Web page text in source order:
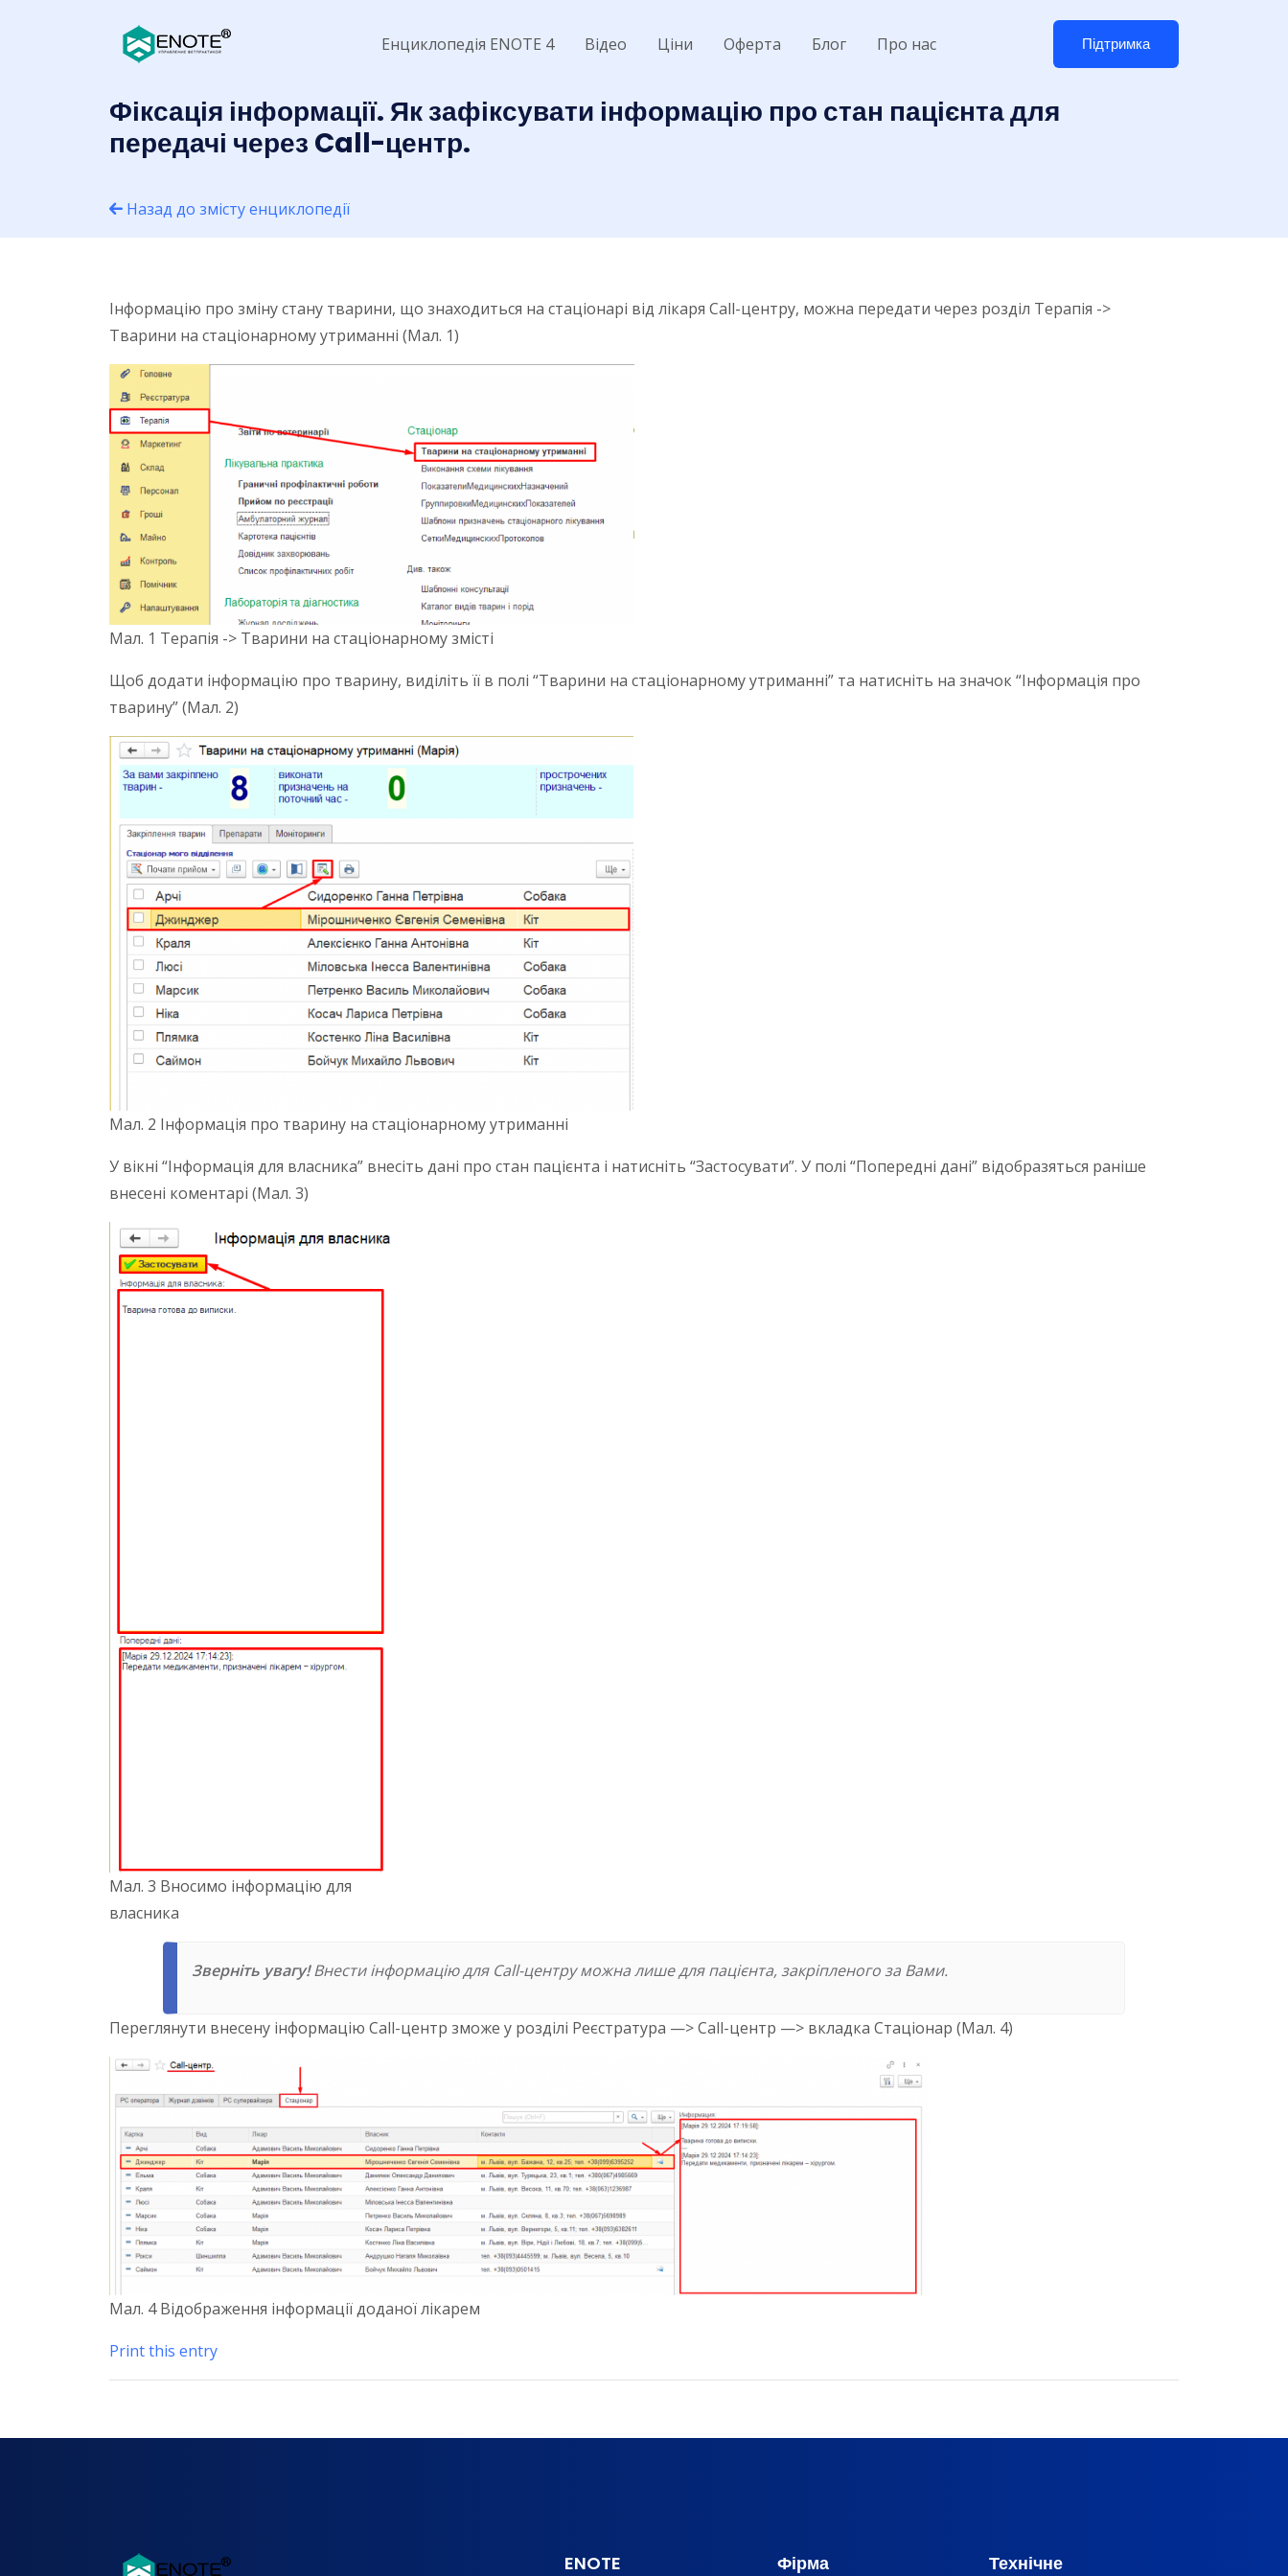
Енциклопедія ENOTE 4 Відео Ціни Оферта Блог Про нас Підтримка
Фіксація інформації. Як зафіксувати інформацію про стан пацієнта для
передачі через Call-центр.
Назад до змісту енциклопедії
Інформацію про зміну стану тварини, що знаходиться на стаціонарі від лікаря Call-центру, можна передати через розділ Терапія ->
Тварини на стаціонарному утриманні (Мал. 1)
Мал. 1 Терапія -> Тварини на стаціонарному змісті
Щоб додати інформацію про тварину, виділіть її в полі “Тварини на стаціонарному утриманні” та натисніть на значок “Інформація про
тварину” (Мал. 2)
Мал. 2 Інформація про тварину на стаціонарному утриманні
У вікні “Інформація для власника” внесіть дані про стан пацієнта і натисніть “Застосувати”. У полі “Попередні дані” відобразяться раніше
внесені коментарі (Мал. 3)
Мал. 3 Вносимо інформацію для
власника
Зверніть увагу!Внести інформацію для Call-центру можна лише для пацієнта, закріпленого за Вами.
Переглянути внесену інформацію Call-центр зможе у розділі Реєстратура —> Call-центр —> вкладка Стаціонар (Мал. 4)
Мал. 4 Відображення інформації доданої лікарем
Print this entry
ENOTE Фірма Технічне